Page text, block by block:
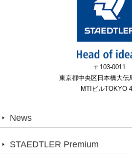
〒103-0011
東京都中央区日本橋大
MTIビルTOKYO
News
STAEDTLER Premium